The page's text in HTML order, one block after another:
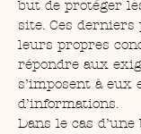
but de protéger
site. Ces
leurs propres
répondre aux
s’imposent à eux
d’informations.
Dans le cas